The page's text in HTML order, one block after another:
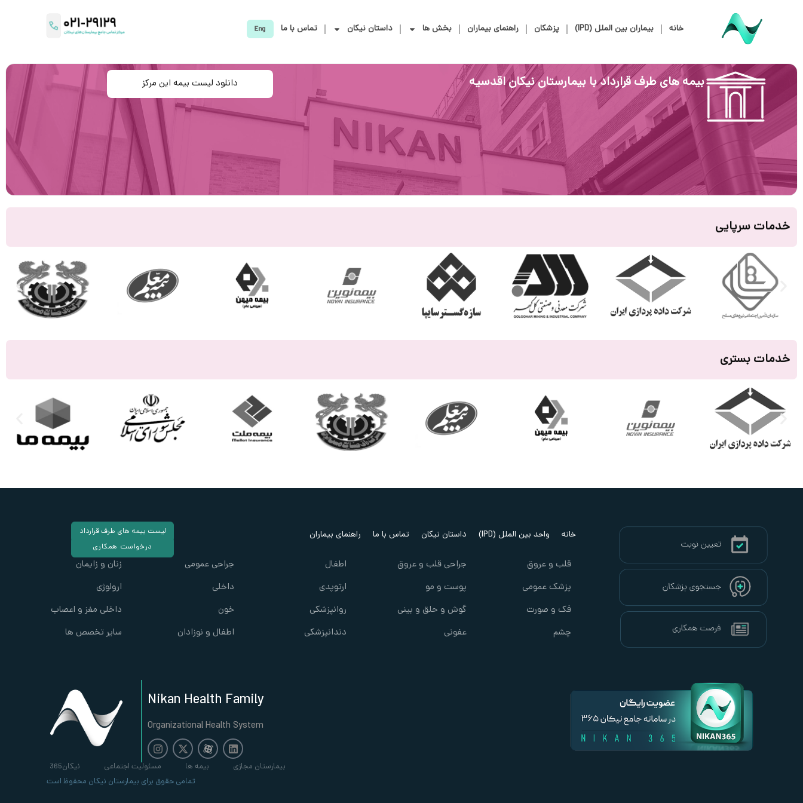
خانه بیماران بین الملل (IPD) پزشکان راهنمای بیماران بخش ها داستان نیکان تماس با ما
بیمه های طرف قرارداد با بیمارستان نیکان اقدسیه دانلود لیست بیمه این مرکز
خدمات سرپایی
خدمات بستری
خانه واحد بین الملل (IPD) داستان نیکان تماس با ما راهنمای بیماران
لیست بیمه های طرف قرارداد
درخواست همکاری
قلب و عروق
پزشک عمومی
فک و صورت
چشم
جراحی قلب و عروق
پوست و مو
گوش و حلق و بینی
عفونی
اطفال
ارتوپدی
روانپزشکی
دندانپزشکی
جراحی عمومی
داخلی
خون
اطفال و نوزادان
زنان و زایمان
ارولوژی
داخلی مغز و اعصاب
سایر تخصص ها
Nikan Health Family
Organizational Health System
بیمارستان مجازی بیمه ها مسئولیت اجتماعی
نیکان365
تمامی حقوق برای بیمارستان نیکان محفوظ است